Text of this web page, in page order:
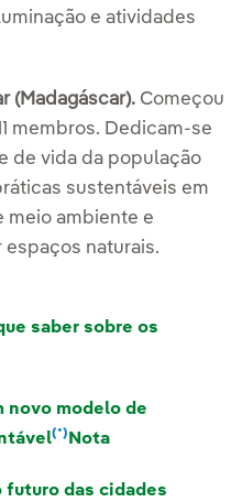
e atividades
(Madagáscar). Começou
membros. Dedicam-se
de vida da população
sustentáveis em
meio ambiente e
naturais.
saber sobre os
novo modelo de
(*) Nota
futuro das cidades